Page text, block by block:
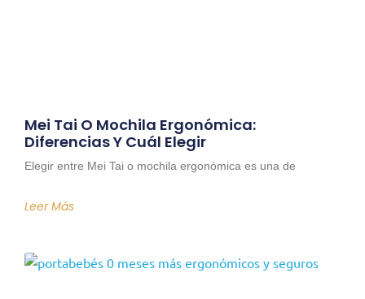
Mei Tai O Mochila Ergonómica:
Diferencias Y Cuál Elegir
Elegir entre Mei Tai o mochila ergonómica es una de
Leer Más